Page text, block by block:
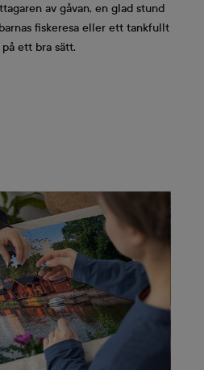
Därför kommer här några
fotopresenter. Det här
av gåvan, en glad stund
fiskeresa eller ett tankfullt
ett bra sätt.